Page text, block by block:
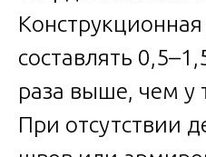
составлять
раза выше, чем у
При отсутствии